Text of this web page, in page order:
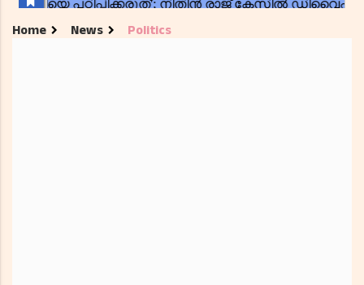
Home News Politics